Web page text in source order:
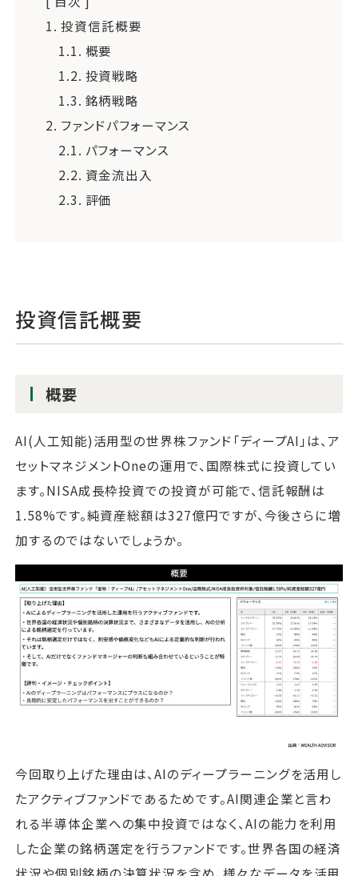
1. 投資信託概要
1.1. 概要
1.2. 投資戦略
1.3. 銘柄戦略
2. ファンドパフォーマンス
2.1. パフォーマンス
2.2. 資金流出入
2.3. 評価
投資信託概要
概要
AI(人工知能)活用型の世界株ファンド「ディープAI」は、ア
セットマネジメントOneの運用で、国際株式に投資してい
ます。NISA成長枠投資での投資が可能で、信託報酬は
1.58%です。純資産総額は327億円ですが、今後さらに増
加するのではないでしょうか。
今回取り上げた理由は、AIのディープラーニングを活用し
たアクティブファンドであるためです。AI関連企業と言わ
れる半導体企業への集中投資ではなく、AIの能力を利用
した企業の銘柄選定を行うファンドです。世界各国の経済